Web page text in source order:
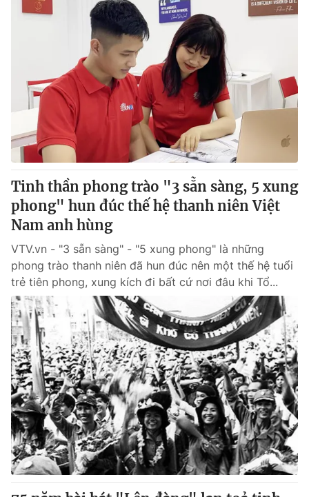
Tinh thần phong trào "3 sẵn sàng, 5 xung
phong" hun đúc thế hệ thanh niên Việt
Nam anh hùng
VTV.vn - "3 sẵn sàng" - "5 xung phong" là những
phong trào thanh niên đã hun đúc nên một thế hệ tuổi
trẻ tiên phong, xung kích đi bất cứ nơi đâu khi Tổ...